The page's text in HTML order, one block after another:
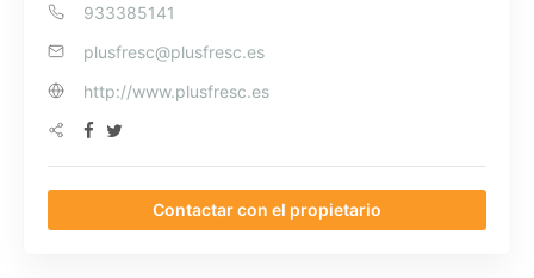
933385141
plusfresc@plusfresc.es
http://www.plusfresc.es
Contactar con el propietario